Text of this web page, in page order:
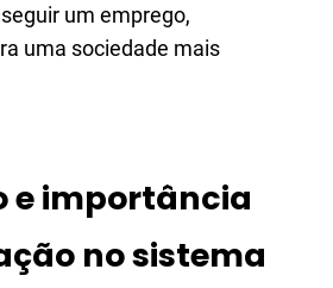
um emprego,
uma sociedade mais
e importância
no sistema